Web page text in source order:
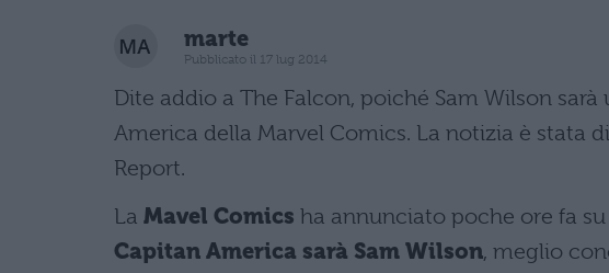
marte
Pubblicato il 17 lug 2014
Dite addio a The Falcon, poiché Sam Wilson
America della Marvel Comics. La notizia è stata
Report.
La Mavel Comics ha annunciato poche ore fa
Capitan America sarà Sam Wilson, meglio